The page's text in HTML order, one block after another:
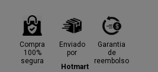
Compra
100%
segura
Enviado
por
Hotmart
Garantia
de
reembolso